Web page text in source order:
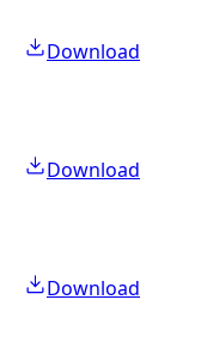
Download
Download
Download